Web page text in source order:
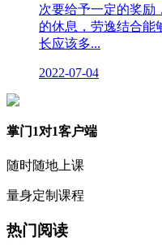
次要给予一定的奖励
的休息，劳逸结合能
长应该多...
2022-07-04
掌门1对1客户端
随时随地上课
量身定制课程
热门阅读